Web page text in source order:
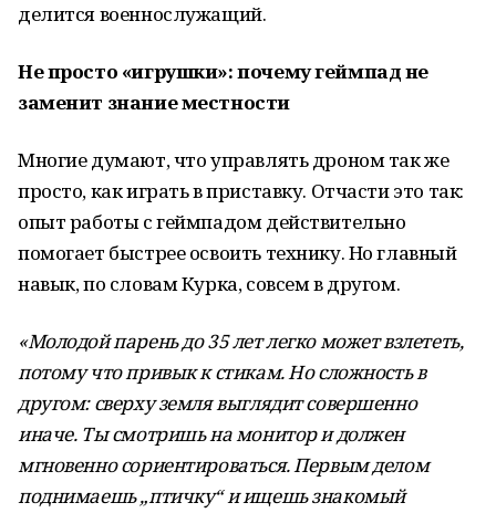
делится военнослужащий.
Не просто «игрушки»: почему геймпад не
заменит знание местности
Многие думают, что управлять дроном так же
просто, как играть в приставку. Отчасти это так:
опыт работы с геймпадом действительно
помогает быстрее освоить технику. Но главный
навык, по словам Курка, совсем в другом.
«Молодой парень до 35 лет легко может взлететь,
потому что привык к стикам. Но сложность в
другом: сверху земля выглядит совершенно
иначе. Ты смотришь на монитор и должен
мгновенно сориентироваться. Первым делом
поднимаешь „птичку“ и ищешь знакомый